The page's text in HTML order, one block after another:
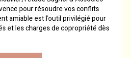
pour résoudre vos conflits
amiable est l'outil privilégié pour
et les charges de copropriété dès